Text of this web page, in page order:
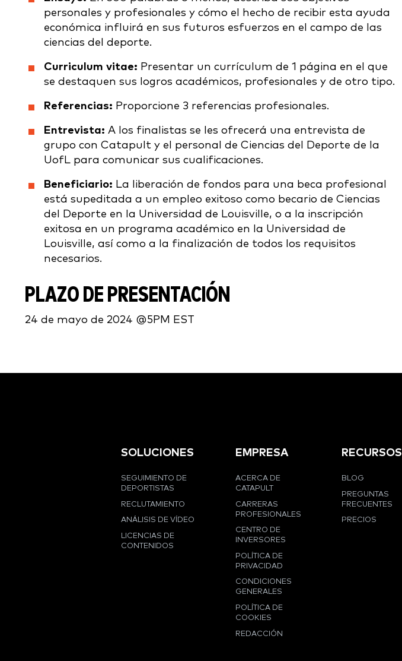
personales y profesionales y cómo el hecho de recibir esta ayuda
económica influirá en sus futuros esfuerzos en el campo de las
ciencias del deporte.
Curriculum vitae: Presentar un currículum de 1 página en el que
se destaquen sus logros académicos, profesionales y de otro tipo.
Referencias: Proporcione 3 referencias profesionales.
Entrevista: A los finalistas se les ofrecerá una entrevista de
grupo con Catapult y el personal de Ciencias del Deporte de la
UofL para comunicar sus cualificaciones.
Beneficiario: La liberación de fondos para una beca profesional
está supeditada a un empleo exitoso como becario de Ciencias
del Deporte en la Universidad de Louisville, o a la inscripción
exitosa en un programa académico en la Universidad de
Louisville, así como a la finalización de todos los requisitos
necesarios.
PLAZO DE PRESENTACIÓN
24 de mayo de 2024 @5PM EST
SOLUCIONES
SEGUIMIENTO DE
DEPORTISTAS
RECLUTAMIENTO
ANÁLISIS DE VÍDEO
LICENCIAS DE
CONTENIDOS
EMPRESA
ACERCA DE
CATAPULT
CARRERAS
PROFESIONALES
CENTRO DE
INVERSORES
POLÍTICA DE
PRIVACIDAD
CONDICIONES
GENERALES
POLÍTICA DE
COOKIES
REDACCIÓN
RECURSOS
BLOG
PREGUNTAS
FRECUENTES
PRECIOS